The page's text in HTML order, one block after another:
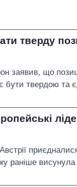
тверду
заявив, що
бути твердою та
раніше